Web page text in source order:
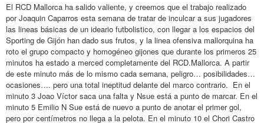
El RCD Mallorca ha salido valiente, y creemos que el trabajo realizado
por Joaquin Caparros esta semana de tratar de inculcar a sus jugadores
las lineas básicas de un ideario futbolistico, con llegar a los espacios del
Sporting de Gijón han dado sus frutos, y la linea ofensiva mallorquina ha
roto el grupo compacto y homogéneo gijones que durante los primeros 25
minutos ha estado a merced completamente del RCD.Mallorca. A partir
de este minuto más de lo mismo cada semana, peligro… posibilidades…
ocasiones…. pero una total ineptitud delante del marco contrario. En el
minuto 3 Joao Víctor saca una falta y Nsue está a punto de marcar. En el
minuto 5 Emilio N Sue está de nuevo a punto de anotar el primer gol,
pero por centímetros no llega a la pelota. En el minuto 10 el Chori Castro